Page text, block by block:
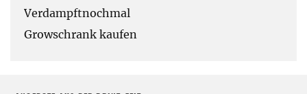
Verdampftnochmal
Growschrank kaufen